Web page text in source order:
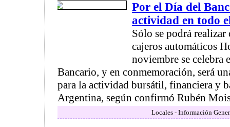
Por el Día del
actividad en todo
Sólo se podrá realizar
cajeros automáticos
noviembre se celebra
Bancario, y en conmemoración, será
para la actividad bursátil, financiera y
Argentina, según confirmó Rubén
Locales - Información